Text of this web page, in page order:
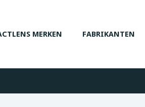
MERKEN FABRIKANTEN